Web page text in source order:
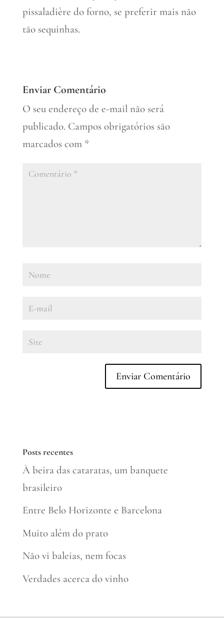
pissaladière do forno, se preferir mais não
tão sequinhas.
Enviar Comentário
O seu endereço de e-mail não será
publicado. Campos obrigatórios são
marcados com *
Posts recentes
À beira das cataratas, um banquete
brasileiro
Entre Belo Horizonte e Barcelona
Muito além do prato
Não vi baleias, nem focas
Verdades acerca do vinho